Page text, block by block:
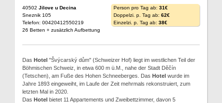
40502 Jilove u Decina
Sneznik 105
Telefon: 00420412550219
26 Betten + zusätzlich Aufbettung
Person pro Tag ab: 31€
Doppelzi. p. Tag ab: 62€
Einzelzi. p. Tag ab: 38€
Das Hotel "Švýcarský dům" (Schweizer Hof) liegt im westlichen Teil der
Böhmischen Schweiz, in etwa 600 m ü.M., nahe der Stadt Děčín
(Tetschen), am Fuße des Hohen Schneeberges. Das Hotel wurde im
Jahre 1893 eingeweiht, im Laufe der Zeit mehrmals rekonstruiert, zum
letzten Mal in 2020.
Das Hotel bietet 11 Appartements und Zweibettzimmer, davon 5